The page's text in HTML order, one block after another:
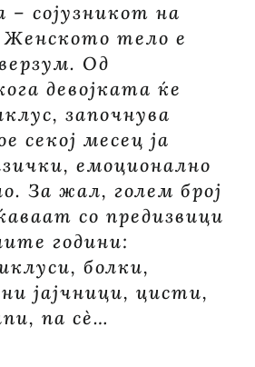
– сојузникот на
Женското тело е
Од
девојката ќе
започнува
секој месец ја
емоционално
За жал, голем број
со предизвици
години:
болки,
јајчници, цисти,
па сè…